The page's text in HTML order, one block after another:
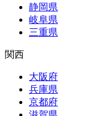
静岡県
岐阜県
三重県
関西
大阪府
兵庫県
京都府